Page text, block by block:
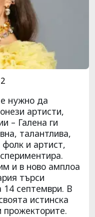
2
нужно да
артисти,
– Галена ги
талантлива,
и артист,
и в ново амплоа
търси
14 септември. В
истинска
прожекторите.